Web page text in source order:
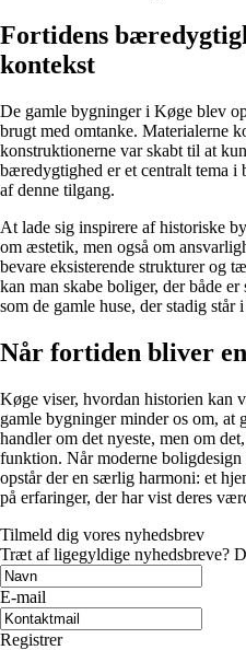
Fortidens
kontekst
De gamle bygninger i Køge blev
brugt med omtanke. Materialerne
konstruktionerne var skabt til at
bæredygtighed er et centralt tema
af denne tilgang.
At lade sig inspirere af historiske
om æstetik, men også om
bevare eksisterende strukturer og
kan man skabe boliger, der både
som de gamle huse, der stadig står
Når fortiden bliver
Køge viser, hvordan historien kan
gamle bygninger minder os om, at
handler om det nyeste, men om
funktion. Når moderne
opstår der en særlig harmoni: et
på erfaringer, der har vist deres
Tilmeld dig vores nyhedsbrev
Træt af ligegyldige nyhedsbreve?
E-mail
Registrer